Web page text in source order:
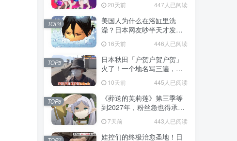
们的生活！
20天前 447人已阅读
美国人为什么在浴缸里洗
澡？日本网友吵半天才发
藏在浴室地板里！
16天前 446人已阅读
TOP4
日本秋田「户贺户贺户贺」
火了！一个地名写三遍，竟
不是玩梗而是150年旧账！
10天前 445人已阅读
TOP5
《葬送的芙莉莲》第三季等
到2027年，粉丝急也得承认
这次慢得有道理！
7天前 443人已阅读
TOP6
娃控们的终极治愈圣地！日